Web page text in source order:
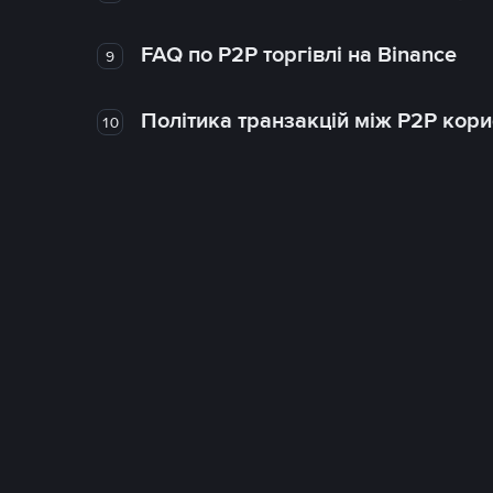
9 FAQ по P2P торгівлі на Binance
10 Політика транзакцій між P2P